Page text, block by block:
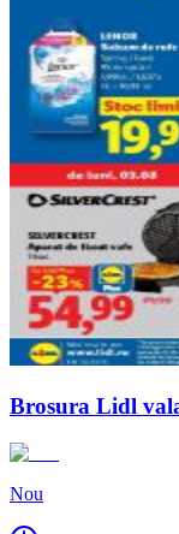
Brosura Lidl
Nou